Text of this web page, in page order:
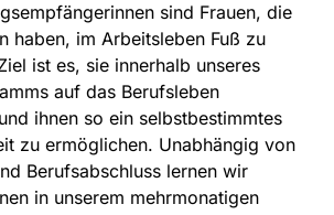
sind Frauen, die
haben, im Arbeitsleben Fuß zu
ist es, sie innerhalb unseres
auf das Berufsleben
ihnen so ein selbstbestimmtes
zu ermöglichen. Unabhängig von
Berufsabschluss lernen wir
in unserem mehrmonatigen